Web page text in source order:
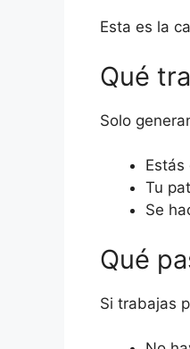
Esta es la
Qué
Solo
Estás
Tu
Se
Qué
Si trabajas